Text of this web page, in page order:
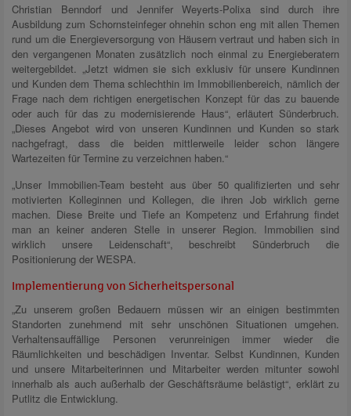
Christian Benndorf und Jennifer Weyerts-Polixa sind durch ihre
Ausbildung zum Schornsteinfeger ohnehin schon eng mit allen Themen
rund um die Energieversorgung von Häusern vertraut und haben sich in
den vergangenen Monaten zusätzlich noch einmal zu Energieberatern
weitergebildet. „Jetzt widmen sie sich exklusiv für unsere Kundinnen
und Kunden dem Thema schlechthin im Immobilienbereich, nämlich der
Frage nach dem richtigen energetischen Konzept für das zu bauende
oder auch für das zu modernisierende Haus“, erläutert Sünderbruch.
„Dieses Angebot wird von unseren Kundinnen und Kunden so stark
nachgefragt, dass die beiden mittlerweile leider schon längere
Wartezeiten für Termine zu verzeichnen haben.“
„Unser Immobilien-Team besteht aus über 50 qualifizierten und sehr
motivierten Kolleginnen und Kollegen, die ihren Job wirklich gerne
machen. Diese Breite und Tiefe an Kompetenz und Erfahrung findet
man an keiner anderen Stelle in unserer Region. Immobilien sind
wirklich unsere Leidenschaft“, beschreibt Sünderbruch die
Positionierung der WESPA.
Implementierung von Sicherheitspersonal
„Zu unserem großen Bedauern müssen wir an einigen bestimmten
Standorten zunehmend mit sehr unschönen Situationen umgehen.
Verhaltensauffällige Personen verunreinigen immer wieder die
Räumlichkeiten und beschädigen Inventar. Selbst Kundinnen, Kunden
und unsere Mitarbeiterinnen und Mitarbeiter werden mitunter sowohl
innerhalb als auch außerhalb der Geschäftsräume belästigt“, erklärt zu
Putlitz die Entwicklung.